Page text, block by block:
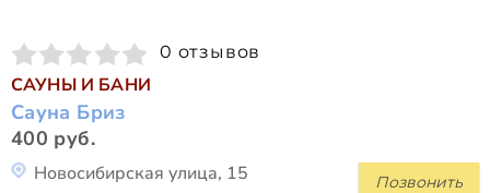
0 отзывов
САУНЫ И БАНИ
Сауна Бриз
400 руб.
Позвонить
Новосибирская улица, 15